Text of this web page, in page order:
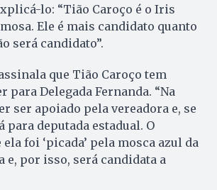
lo: “Tião Caroço é o Iris
Ele é mais candidato quanto
será candidato”.
que Tião Caroço tem
para Delegada Fernanda. “Na
ser apoiado pela vereadora e, se
para deputada estadual. O
foi ‘picada’ pela mosca azul da
e, por isso, será candidata a